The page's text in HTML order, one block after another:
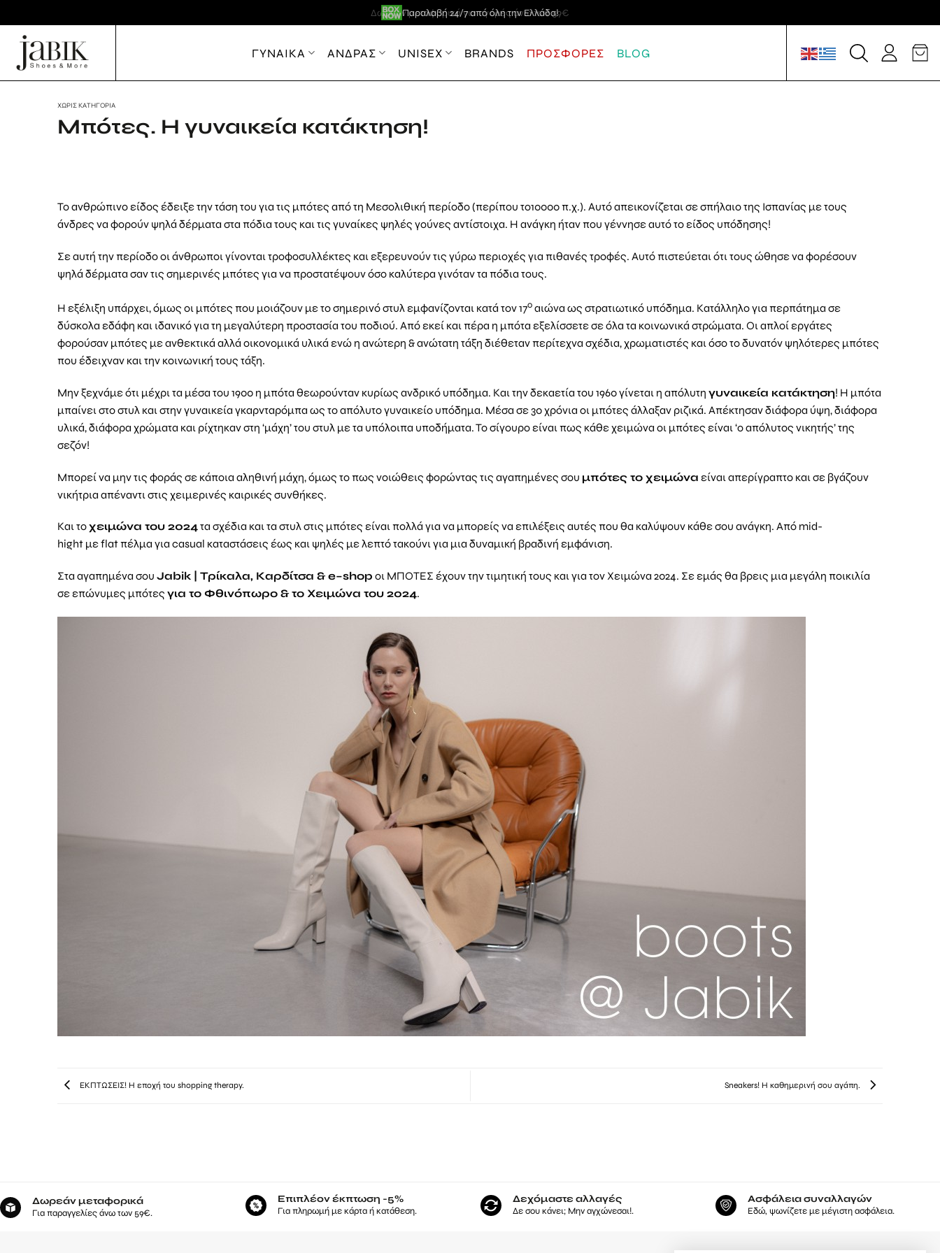
στο
περιεχόμενο
Παραλαβή 24/7 από όλη την Ελλάδα!
Πλήρωσε ευέλικτα με σε 3 άτοκες δόσεις!
Επιπλέον -5% για πληρωμή με κάρτα / κατάθεση
Δωρεάν μεταφορικά για αγορές άνω των 59€
ΓΥΝΑΙΚΑ ΑΝΔΡΑΣ UNISEX BRANDS ΠΡΟΣΦΟΡΕΣ BLOG
ΧΩΡΊΣ ΚΑΤΗΓΟΡΊΑ
Μπότες. Η γυναικεία κατάκτηση!
Το ανθρώπινο είδος έδειξε την τάση του για τις μπότες από τη Μεσολιθική περίοδο (περίπου το10000 π.χ.). Αυτό απεικονίζεται σε σπήλαιο της Ισπανίας με τους
άνδρες να φορούν ψηλά δέρματα στα πόδια τους και τις γυναίκες ψηλές γούνες αντίστοιχα. Η ανάγκη ήταν που γέννησε αυτό το είδος υπόδησης!
Σε αυτή την περίοδο οι άνθρωποι γίνονται τροφοσυλλέκτες και εξερευνούν τις γύρω περιοχές για πιθανές τροφές. Αυτό πιστεύεται ότι τους ώθησε να φορέσουν
ψηλά δέρματα σαν τις σημερινές μπότες για να προστατέψουν όσο καλύτερα γινόταν τα πόδια τους.
Η εξέλιξη υπάρχει, όμως οι μπότες που μοιάζουν με το σημερινό στυλ εμφανίζονται κατά τον 17οαιώνα ως στρατιωτικό υπόδημα. Κατάλληλο για περπάτημα σε
δύσκολα εδάφη και ιδανικό για τη μεγαλύτερη προστασία του ποδιού. Από εκεί και πέρα η μπότα εξελίσσετε σε όλα τα κοινωνικά στρώματα. Οι απλοί εργάτες
φορούσαν μπότες με ανθεκτικά αλλά οικονομικά υλικά ενώ η ανώτερη & ανώτατη τάξη διέθεταν περίτεχνα σχέδια, χρωματιστές και όσο το δυνατόν ψηλότερες μπότες
που έδειχναν και την κοινωνική τους τάξη.
Μην ξεχνάμε ότι μέχρι τα μέσα του 1900 η μπότα θεωρούνταν κυρίως ανδρικό υπόδημα. Και την δεκαετία του 1960 γίνεται η απόλυτηγυναικεία κατάκτηση! Η μπότα
μπαίνει στο στυλ και στην γυναικεία γκαρνταρόμπα ως το απόλυτο γυναικείο υπόδημα. Μέσα σε 30 χρόνια οι μπότες άλλαξαν ριζικά. Απέκτησαν διάφορα ύψη, διάφορα
υλικά, διάφορα χρώματα και ρίχτηκαν στη ‘μάχη’ του στυλ με τα υπόλοιπα υποδήματα. Το σίγουρο είναι πως κάθε χειμώνα οι μπότες είναι ‘ο απόλυτος νικητής’ της
σεζόν!
Μπορεί να μην τις φοράς σε κάποια αληθινή μάχη, όμως το πως νοιώθεις φορώντας τις αγαπημένες σου μπότες το χειμώνα είναι απερίγραπτο και σε βγάζουν
νικήτρια απέναντι στις χειμερινές καιρικές συνθήκες.
Και τοχειμώνα του 2024τα σχέδια και τα στυλ στις μπότες είναι πολλά για να μπορείς να επιλέξεις αυτές που θα καλύψουν κάθε σου ανάγκη. Από mid-
hight με flat πέλμα για casual καταστάσεις έως και ψηλές με λεπτό τακούνι για μια δυναμική βραδινή εμφάνιση.
Στα αγαπημένα σουJabik | Τρίκαλα, Καρδίτσα &e–shop οι ΜΠΟΤΕΣ έχουν την τιμητική τους και για τον Χειμώνα 2024. Σε εμάς θα βρεις μια μεγάλη ποικιλία
σε επώνυμες μπότεςγια το Φθινόπωρο & το Χειμώνα του 2024.
ΕΚΠΤΩΣΕΙΣ! Η εποχή του shopping therapy. Sneakers! Η καθημερινή σου αγάπη.
Δωρεάν μεταφορικά
Για παραγγελίες άνω των 59€.
Επιπλέον έκπτωση -5%
Για πληρωμή με κάρτα ή κατάθεση.
Δεχόμαστε αλλαγές
Δε σου κάνει; Μην αγχώνεσαι!.
Ασφάλεια συναλλαγών
Εδώ, ψωνίζετε με μέγιστη ασφάλεια.